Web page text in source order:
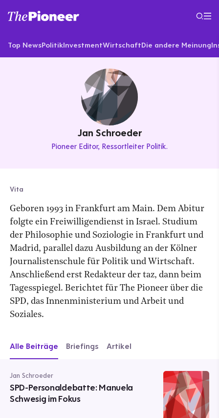
Top NewsPolitikInvestmentWirtschaftDie andere Meinung
Jan Schroeder
Pioneer Editor Ressortleiter Politik.
Vita
Geboren 1993 in Frankfurt am Main. Dem Abitur
folgte ein Freiwilligendienst in Israel. Studium
der Philosophie und Soziologie in Frankfurt und
Madrid, parallel dazu Ausbildung an der Kölner
Journalistenschule für Politik und Wirtschaft.
Anschließend erst Redakteur der taz, dann beim
Tagesspiegel. Berichtet für The Pioneer über die
SPD, das Innenministerium und Arbeit und
Soziales.
Alle Beiträge Briefings Artikel
Jan Schroeder
SPD-Personaldebatte: Manuela
Schwesig im Fokus